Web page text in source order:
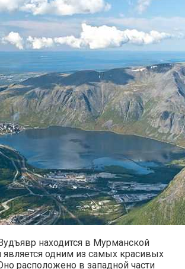
находится в Мурманской
является одним из самых красивых
расположено в западной части